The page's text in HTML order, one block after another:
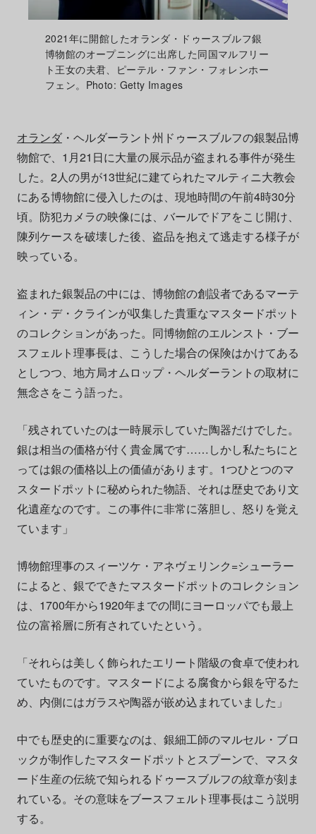
2021年に開館したオランダ・ドゥースブルフ銀
博物館のオープニングに出席した同国マルフリー
ト王女の夫君、ピーテル・ファン・フォレンホー
フェン。Photo: Getty Images
オランダ・ヘルダーラント州ドゥースブルフの銀製品博
物館で、1月21日に大量の展示品が盗まれる事件が発生
した。2人の男が13世紀に建てられたマルティニ大教会
にある博物館に侵入したのは、現地時間の午前4時30分
頃。防犯カメラの映像には、バールでドアをこじ開け、
陳列ケースを破壊した後、盗品を抱えて逃走する様子が
映っている。
盗まれた銀製品の中には、博物館の創設者であるマーテ
ィン・デ・クラインが収集した貴重なマスタードポット
のコレクションがあった。同博物館のエルンスト・ブー
スフェルト理事長は、こうした場合の保険はかけてある
としつつ、地方局オムロップ・ヘルダーラントの取材に
無念さをこう語った。
「残されていたのは一時展示していた陶器だけでした。
銀は相当の価格が付く貴金属です……しかし私たちにと
っては銀の価格以上の価値があります。1つひとつのマ
スタードポットに秘められた物語、それは歴史であり文
化遺産なのです。この事件に非常に落胆し、怒りを覚え
ています」
博物館理事のスィーツケ・アネヴェリンク=シューラー
によると、銀でできたマスタードポットのコレクション
は、1700年から1920年までの間にヨーロッパでも最上
位の富裕層に所有されていたという。
「それらは美しく飾られたエリート階級の食卓で使われ
ていたものです。マスタードによる腐食から銀を守るた
め、内側にはガラスや陶器が嵌め込まれていました」
中でも歴史的に重要なのは、銀細工師のマルセル・ブロ
ックが制作したマスタードポットとスプーンで、マスタ
ード生産の伝統で知られるドゥースブルフの紋章が刻ま
れている。その意味をブースフェルト理事長はこう説明
する。